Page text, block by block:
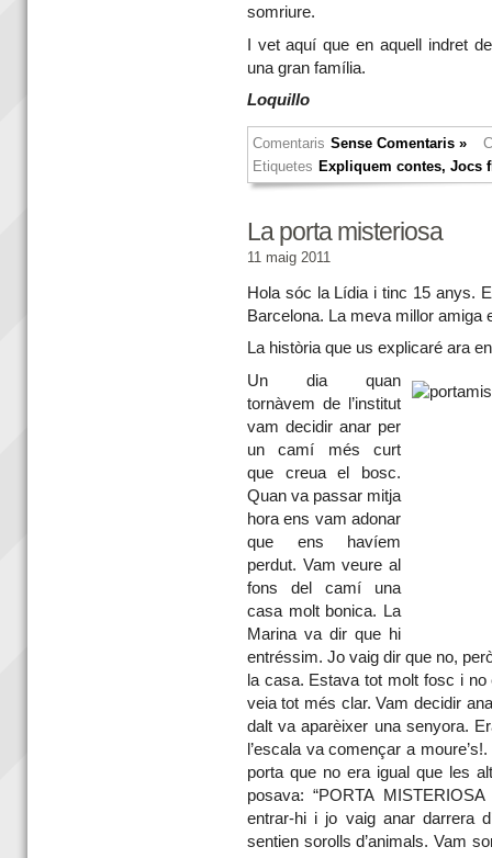
somriure.
I vet aquí que en aquell indret
una gran família.
Loquillo
Comentaris Sense Comentaris »
Etiquetes Expliquem contes,Jocs
La porta misteriosa
11 maig 2011
Hola sóc la Lídia i tinc 15 anys.
Barcelona. La meva millor amiga
La història que us explicaré ara
Un dia quan
tornàvem de l’institut
vam decidir anar per
un camí més curt
que creua el bosc.
Quan va passar mitja
hora ens vam adonar
que ens havíem
perdut. Vam veure al
fons del camí una
casa molt bonica. La
Marina va dir que hi
entréssim. Jo vaig dir que no,
la casa. Estava tot molt fosc i
veia tot més clar. Vam decidir
dalt va aparèixer una senyora.
l’escala va començar a
porta que no era igual que les
posava: “PORTA
entrar-hi i jo vaig anar darrera
sentien sorolls d’animals. Vam